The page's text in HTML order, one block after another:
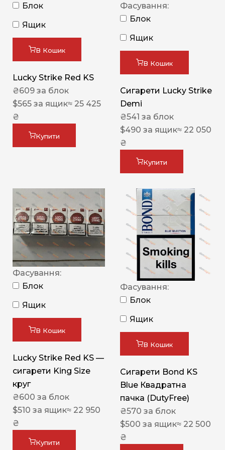
Блок
Ящик
В Кошик
Lucky Strike Red KS
₴609 за блок
$565 за ящик≈ 25 425
₴
Купити
Фасування:
Блок
Ящик
В Кошик
Сигарети Lucky Strike
Demi
₴541 за блок
$490 за ящик≈ 22 050
₴
Купити
Фасування:
Блок
Ящик
В Кошик
Lucky Strike Red KS —
сигарети King Size
круг
₴600 за блок
$510 за ящик≈ 22 950
₴
Купити
Фасування:
Блок
Ящик
В Кошик
Сигарети Bond KS
Blue Квадратна
пачка (DutyFree)
₴570 за блок
$500 за ящик≈ 22 500
₴